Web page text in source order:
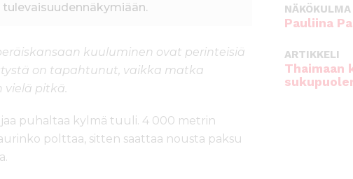
kuuluminen ovat perinteisiä
on tapahtunut, vaikka matka
vielä pitkä.
puhaltaa kylmä tuuli. 4 000 metrin
polttaa, sitten saattaa nousta paksu
NÄKÖKULMA
Pauliina
ARTIKKELI
Thaimaan